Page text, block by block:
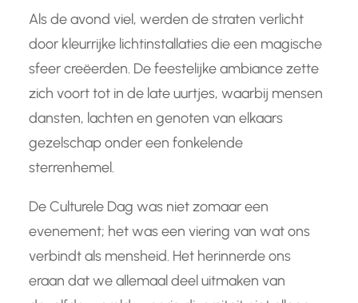
Als de avond viel, werden de straten verlicht
door kleurrijke lichtinstallaties die een magische
sfeer creëerden. De feestelijke ambiance zette
zich voort tot in de late uurtjes, waarbij mensen
dansten, lachten en genoten van elkaars
gezelschap onder een fonkelende
sterrenhemel.
De Culturele Dag was niet zomaar een
evenement; het was een viering van wat ons
verbindt als mensheid. Het herinnerde ons
eraan dat we allemaal deel uitmaken van